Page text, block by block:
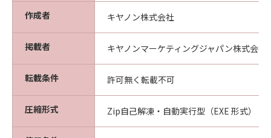
作成者 キヤノン株式会社
掲載者 キヤノンマーケティングジャパン株式会社
転載条件 許可無く転載不可
圧縮形式 Zip自己解凍・自動実行型（EXE 形式）